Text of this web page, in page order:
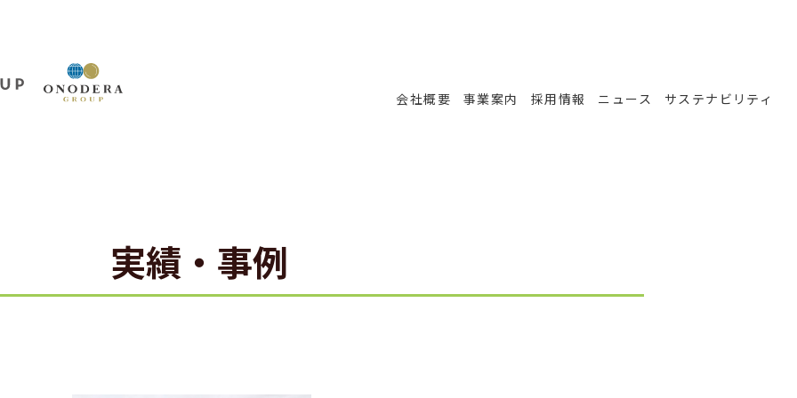
会社概要 事業案内 採用情報 ニュース サステナビリティ
実績・事例